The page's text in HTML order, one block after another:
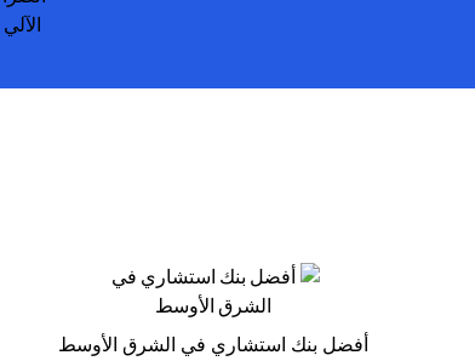
أفضل بنك استشاري في الشرق الأوسط